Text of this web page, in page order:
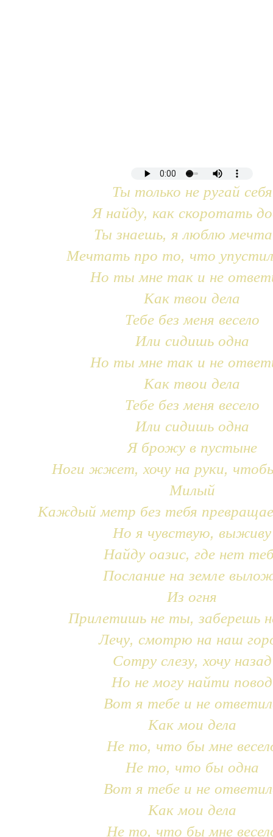
Ты только не ругай себя
Я найду, как скоротать
Ты знаешь, я люблю
Мечтать про то, что
Но ты мне так и не
Как твои дела
Тебе без меня весело
Или сидишь одна
Но ты мне так и не
Как твои дела
Тебе без меня весело
Или сидишь одна
Я брожу в пустыне
Ноги жжет, хочу на руки,
Милый
Каждый метр без тебя
Но я чувствую, выживу
Найду оазис, где нет
Послание на земле
Из огня
Прилетишь не ты, заберешь
Лечу, смотрю на наш
Сотру слезу, хочу назад
Но не могу найти повод
Вот я тебе и не
Как мои дела
Не то, что бы мне
Не то, что бы одна
Вот я тебе и не
Как мои дела
Не то, что бы мне